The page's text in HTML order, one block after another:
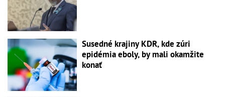
Susedné krajiny KDR, kde zúri
epidémia eboly, by mali okamžite
konať